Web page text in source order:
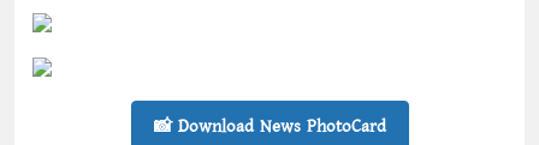
📸 Download News PhotoCard